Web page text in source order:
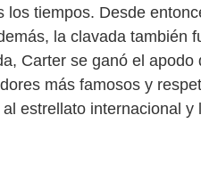
los tiempos. Desde
la clavada también
Carter se ganó el apodo
más famosos y
estrellato internacional